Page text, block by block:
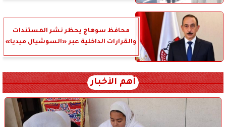
محافظ سوهاج يحظر نشر المستندات
والقرارات الداخلية عبر «السوشيال ميديا»
أهم الأخبار